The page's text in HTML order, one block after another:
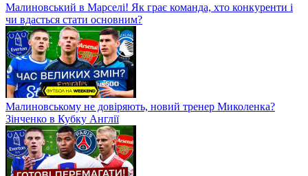
Малиновський в Марселі! Як грає команда, хто конкуренти і
чи вдасться стати основним?
Малиновському не довіряють, новий тренер Миколенка?
Зінченко в Кубку Англії